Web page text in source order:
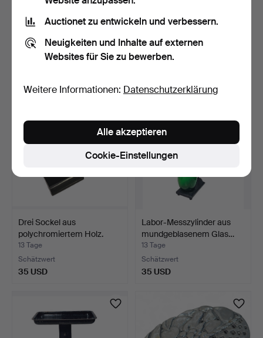
Paar Schuhspanner aus
Holz.
13 Tage
Schätzwert
Korb aus Bronze mit
Schleifenmotiv.
13 Tage
Schätzwert
Drei Sockel aus
polychromiertem Holz.
13 Tage
Schätzwert
35 USD
Labor-Messzylinder aus
mundgeblasenem Glas…
13 Tage
Schätzwert
35 USD
Auctionet zu entwickeln und verbessern.
Neuigkeiten und Inhalte auf externen
Websites für Sie zu bewerben.
Weitere Informationen: Datenschutzerklärung
Cookie-Einstellungen
Alle akzeptieren